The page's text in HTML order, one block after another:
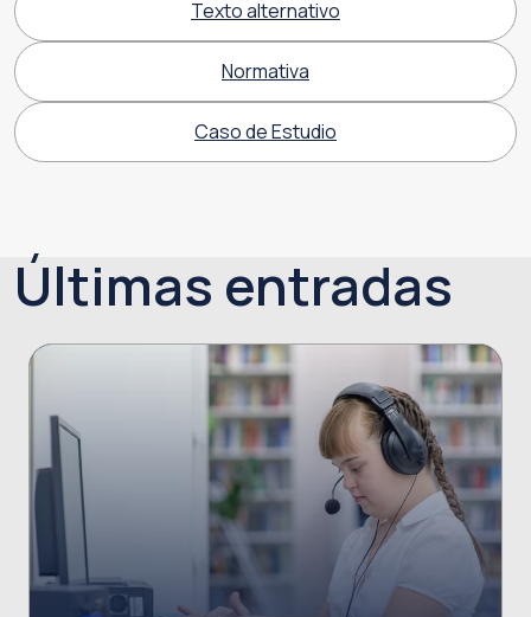
Texto alternativo
Normativa
Caso de Estudio
Últimas entradas